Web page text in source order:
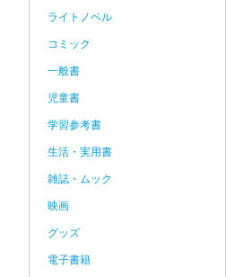
ライトノベル
コミック
一般書
児童書
学習参考書
生活・実用書
雑誌・ムック
映画
グッズ
電子書籍